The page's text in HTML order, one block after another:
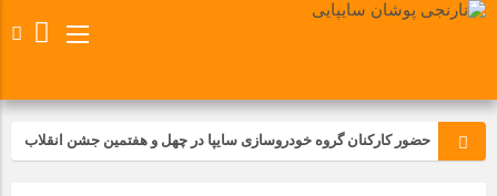
حضور کارکنان گروه خودروسازی سایپا در چهل و هفتمین جشن انقلاب